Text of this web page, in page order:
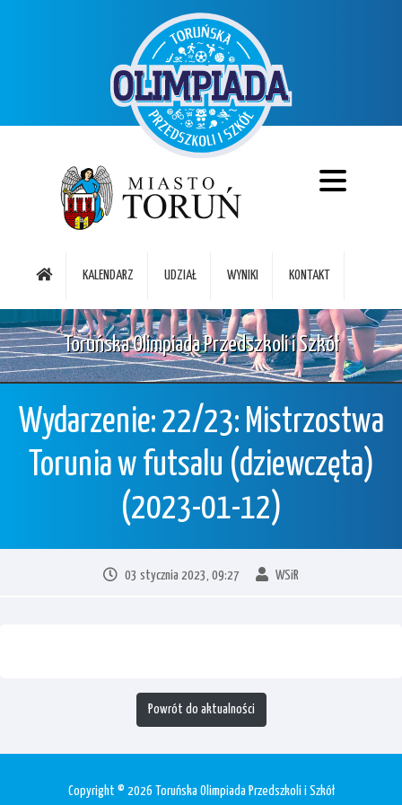
KALENDARZ UDZIAŁ WYNIKI KONTAKT
Toruńska Olimpiada Przedszkoli i Szkół
Wydarzenie: 22/23: Mistrzostwa
Torunia w futsalu (dziewczęta)
(2023-01-12)
03 stycznia 2023, 09:27 WSiR
Powrót do aktualności
Copyright © 2026 Toruńska Olimpiada Przedszkoli i Szkół